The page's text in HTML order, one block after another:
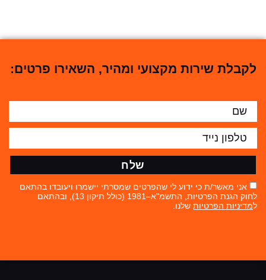
לקבלת שירות מקצועי ומהיר, השאירו פרטים:
אני מאשר/ת כי ידוע לי שהפרטים שמסרתי יישמרו ויעובדו בהתאם
לחוק הגנת הפרטיות, התשמ"א–1981 (כולל תיקון 13), ובהתאם
למדיניות הפרטיות שלנו.
שלח